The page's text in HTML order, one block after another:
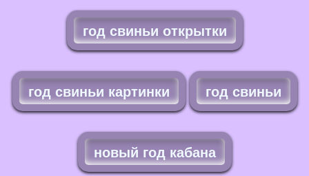
год свиньи открытки
год свиньи картинки год свиньи
новый год кабана